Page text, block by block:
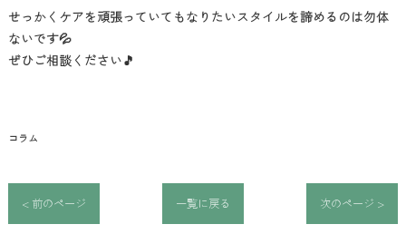
せっかくケアを頑張っていてもなりたいスタイルを諦めるのは勿体
ないです💦
ぜひご相談ください🎵
コラム
< 前のページ 一覧に戻る 次のページ >